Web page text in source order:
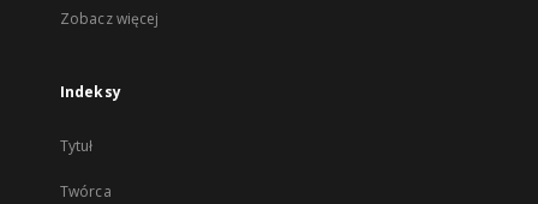
Zobacz więcej
Indeksy
Tytuł
Twórca